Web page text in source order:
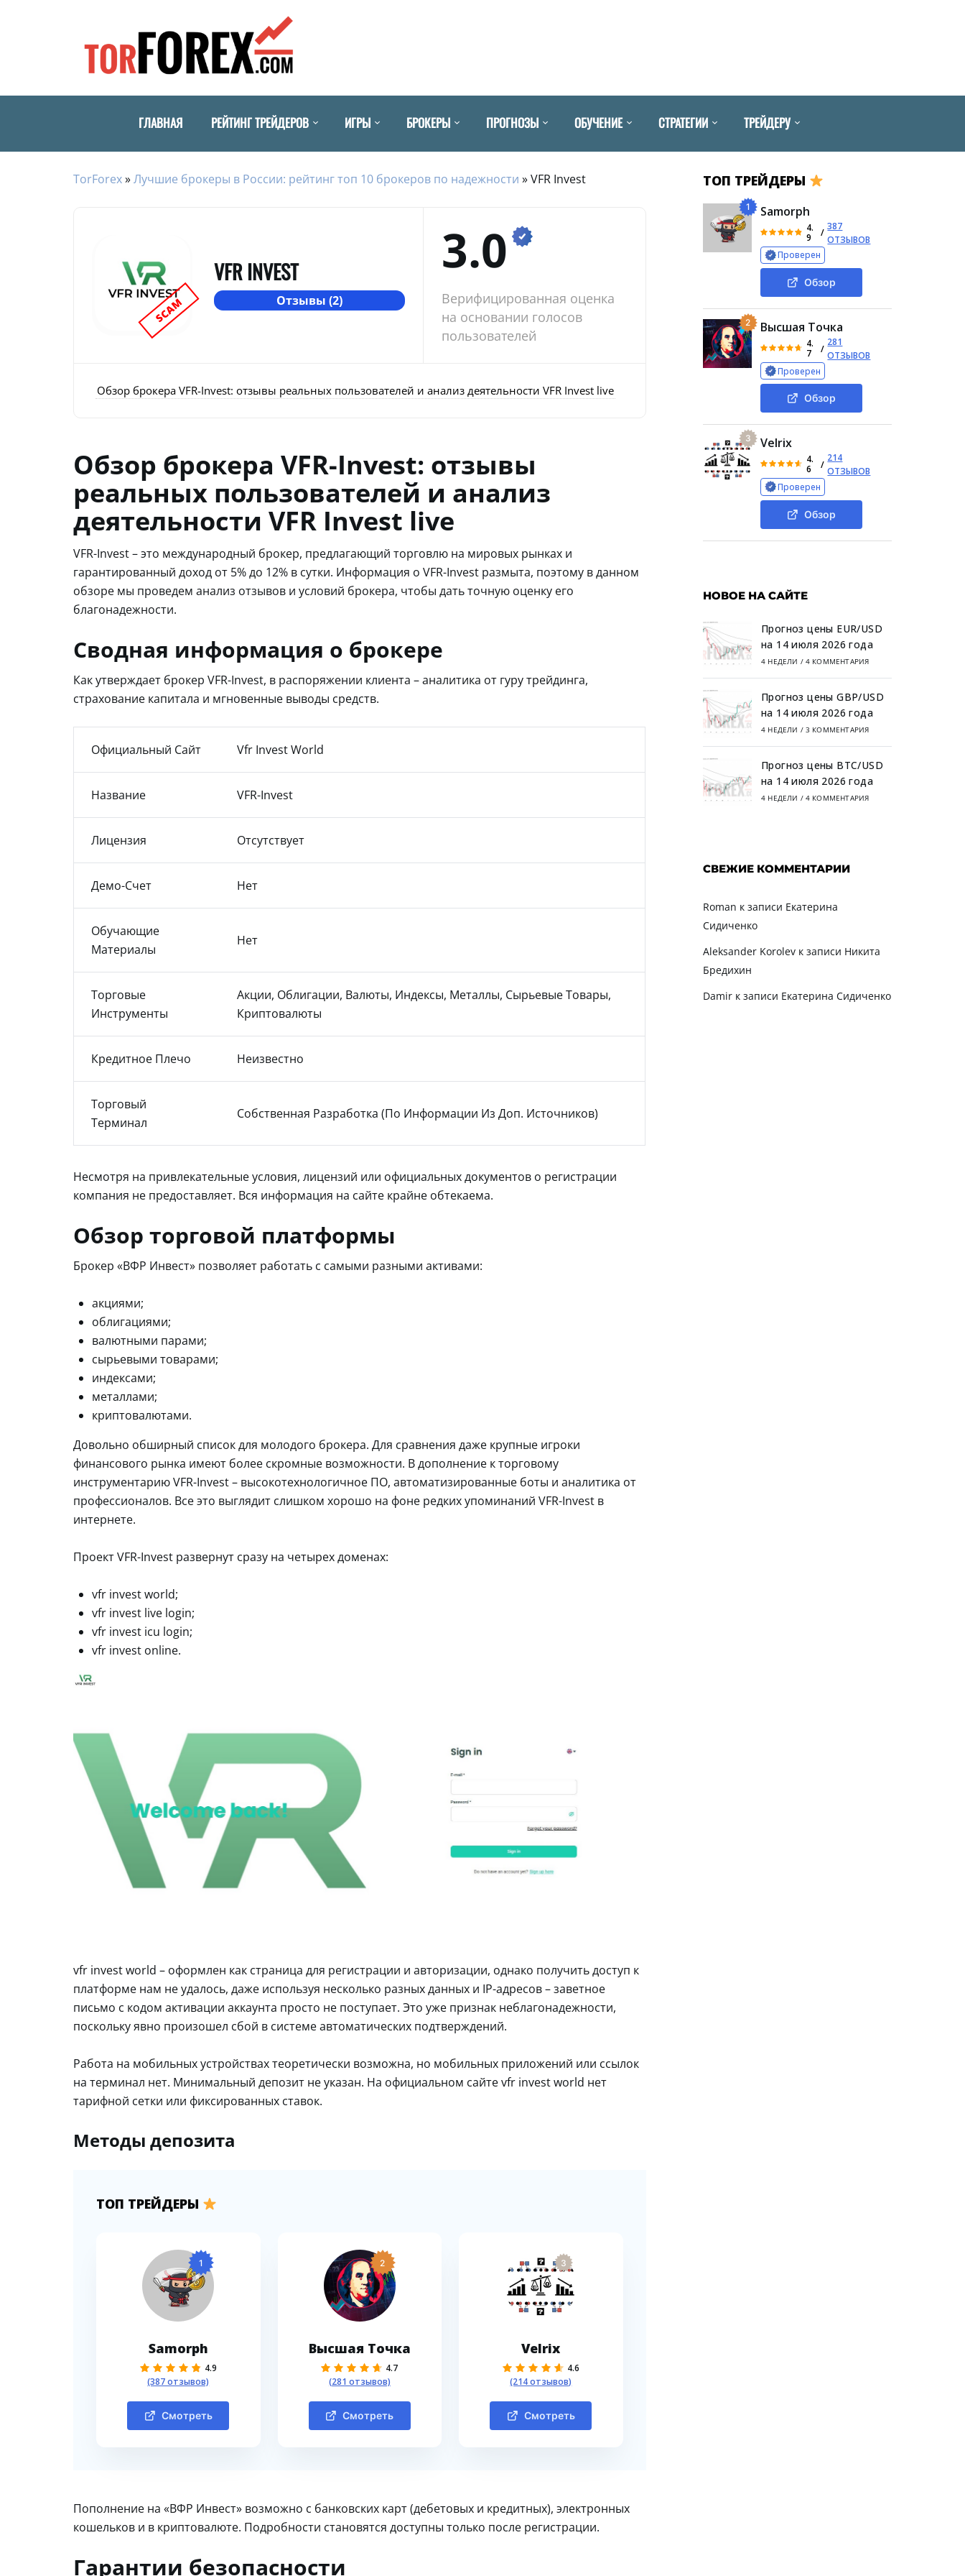
ГЛАВНАЯ РЕЙТИНГ ТРЕЙДЕРОВ ИГРЫ БРОКЕРЫ ПРОГНОЗЫ ОБУЧЕНИЕ СТРАТЕГИИ ТРЕЙДЕРУ
TorForex»Лучшие брокеры в России: рейтинг топ 10 брокеров по надежности »VFR Invest
SCAM
VFR INVEST
Отзывы (2)
3.0
Верифицированная оценка
на основании голосов
пользователей
Обзор брокера VFR-Invest: отзывы реальных пользователей и анализ деятельности VFR Invest live Сводная информация о брокере Обзор торговой
Обзор брокера VFR-Invest: отзывы
реальных пользователей и анализ
деятельности VFR Invest live
VFR-Invest – это международный брокер, предлагающий торговлю на мировых рынках и
гарантированный доход от 5% до 12% в сутки. Информация о VFR-Invest размыта, поэтому в данном
обзоре мы проведем анализ отзывов и условий брокера, чтобы дать точную оценку его
благонадежности.
Сводная информация о брокере
Как утверждает брокер VFR-Invest, в распоряжении клиента – аналитика от гуру трейдинга,
страхование капитала и мгновенные выводы средств.
Официальный Сайт Vfr Invest World
Название VFR-Invest
Лицензия Отсутствует
Демо-Счет Нет
Обучающие
Материалы
Нет
Торговые
Инструменты
Акции, Облигации, Валюты, Индексы, Металлы, Сырьевые Товары,
Криптовалюты
Кредитное Плечо Неизвестно
Торговый
Терминал
Собственная Разработка (по Информации Из Доп. Источников)
Несмотря на привлекательные условия, лицензий или официальных документов о регистрации
компания не предоставляет. Вся информация на сайте крайне обтекаема.
Обзор торговой платформы
Брокер «ВФР Инвест» позволяет работать с самыми разными активами:
акциями;
облигациями;
валютными парами;
сырьевыми товарами;
индексами;
металлами;
криптовалютами.
Довольно обширный список для молодого брокера. Для сравнения даже крупные игроки
финансового рынка имеют более скромные возможности. В дополнение к торговому
инструментарию VFR-Invest – высокотехнологичное ПО, автоматизированные боты и аналитика от
профессионалов. Все это выглядит слишком хорошо на фоне редких упоминаний VFR-Invest в
интернете.
Проект VFR-Invest развернут сразу на четырех доменах:
vfr invest world;
vfr invest live login;
vfr invest icu login;
vfr invest online.
vfr invest world – оформлен как страница для регистрации и авторизации, однако получить доступ к
платформе нам не удалось, даже используя несколько разных данных и IP-адресов – заветное
письмо с кодом активации аккаунта просто не поступает. Это уже признак неблагонадежности,
поскольку явно произошел сбой в системе автоматических подтверждений.
Работа на мобильных устройствах теоретически возможна, но мобильных приложений или ссылок
на терминал нет. Минимальный депозит не указан. На официальном сайте vfr invest world нет
тарифной сетки или фиксированных ставок.
Методы депозита
ТОП ТРЕЙДЕРЫ
1
Samorph
4.9
(387 отзывов)
Смотреть
2
Высшая Точка
4.7
(281 отзывов)
Смотреть
3
Velrix
4.6
(214 отзывов)
Смотреть
Пополнение на «ВФР Инвест» возможно с банковских карт (дебетовых и кредитных), электронных
кошельков и в криптовалюте. Подробности становятся доступны только после регистрации.
Гарантии безопасности
ТОП ТРЕЙДЕРЫ
1 Samorph
4.
9
/
387
ОТЗЫВОВ
Проверен
Обзор
2 Высшая Точка
4.
7
/
281
ОТЗЫВОВ
Проверен
Обзор
3 Velrix
4.
6
/
214
ОТЗЫВОВ
Проверен
Обзор
НОВОЕ НА САЙТЕ
Прогноз цены EUR/USD
на 14 июля 2026 года
4 НЕДЕЛИ / 4 КОММЕНТАРИЯ
Прогноз цены GBP/USD
на 14 июля 2026 года
4 НЕДЕЛИ / 3 КОММЕНТАРИЯ
Прогноз цены BTC/USD
на 14 июля 2026 года
4 НЕДЕЛИ / 4 КОММЕНТАРИЯ
СВЕЖИЕ КОММЕНТАРИИ
Roman к записи Екатерина
Сидиченко
Aleksander Korolevк записи Никита
Бредихин
Damirк записи Екатерина Сидиченко